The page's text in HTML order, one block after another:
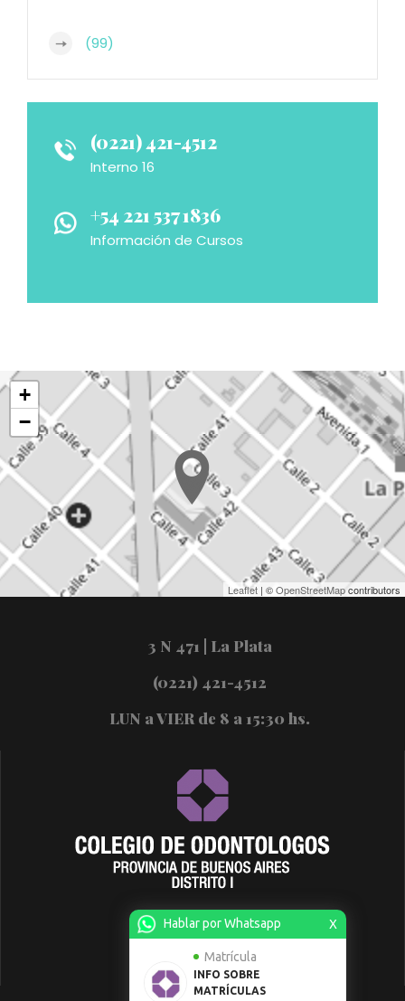
Hablar por Whatsapp X
Matrícula
INFO SOBRE
MATRÍCULAS
(99)
(0221) 421-4512
Interno 16
+54 221 537 1836
Información de Cursos
+
−
Leaflet | ©OpenStreetMapcontributors
3 N 471 | La Plata
(0221) 421-4512
LUN a VIER de 8 a 15:30 hs.